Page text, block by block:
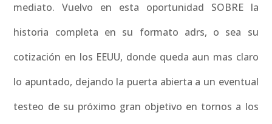
mediato. Vuelvo en esta oportunidad SOBRE la
historia completa en su formato adrs, o sea su
cotización en los EEUU, donde queda aun mas claro
lo apuntado, dejando la puerta abierta a un eventual
testeo de su próximo gran objetivo en tornos a los